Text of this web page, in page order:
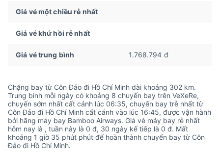
Giá vé một chiều rẻ nhất
Giá vé khứ hồi rẻ nhất
Giá vé trung bình 1.768.794 đ
Chặng bay từ Côn Đảo đi Hồ Chí Minh dài khoảng 302 km.
Trung bình mỗi ngày có khoảng 8 chuyến bay trên VeXeRe,
chuyến sớm nhất cất cánh lúc 06:35, chuyến bay trễ nhất từ
Côn Đảo đi Hồ Chí Minh cất cánh vào lúc 16:45, được vận hành
bởi hãng máy bay Bamboo Airways. Giá vé máy bay rẻ nhất
hôm nay là , tuần này là 0 đ, 30 ngày kế tiếp là 0 đ. Mất
khoảng 1 giờ 35 phút phút để hoàn thành chuyến bay từ Côn
Đảo đi Hồ Chí Minh.